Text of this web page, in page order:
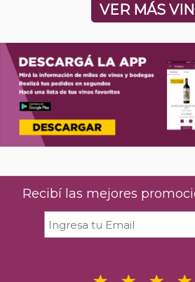
VER MÁS
Recibí las mejores